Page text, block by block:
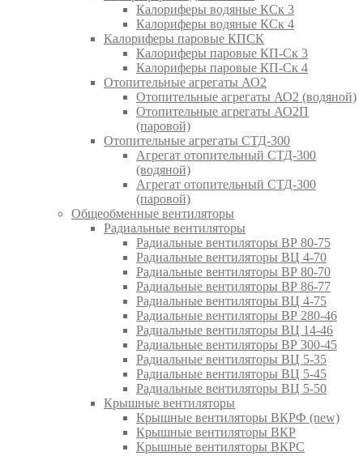
Калориферы водяные КСк 3
Калориферы водяные КСк 4
Калориферы паровые КПСК
Калориферы паровые КП-Ск 3
Калориферы паровые КП-Ск 4
Отопительные агрегаты АО2
Отопительные агрегаты АО2 (водяной)
Отопительные агрегаты АО2П
(паровой)
Отопительные агрегаты СТД-300
Агрегат отопительный СТД-300
(водяной)
Агрегат отопительный СТД-300
(паровой)
Общеобменные вентиляторы
Радиальные вентиляторы
Радиальные вентиляторы ВР 80-75
Радиальные вентиляторы ВЦ 4-70
Радиальные вентиляторы ВР 80-70
Радиальные вентиляторы ВР 86-77
Радиальные вентиляторы ВЦ 4-75
Радиальные вентиляторы ВР 280-46
Радиальные вентиляторы ВЦ 14-46
Радиальные вентиляторы ВР 300-45
Радиальные вентиляторы ВЦ 5-35
Радиальные вентиляторы ВЦ 5-45
Радиальные вентиляторы ВЦ 5-50
Крышные вентиляторы
Крышные вентиляторы ВКРФ (new)
Крышные вентиляторы ВКР
Крышные вентиляторы ВКРС